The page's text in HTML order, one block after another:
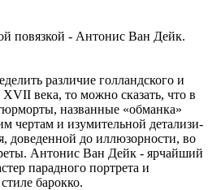
повязкой - Антонис Ван Дейк.
различие голландского и
века, то можно сказать, что в
названные «обманка»
чертам и изумительной детализи­
доведенной до иллюзорности, во
Антонис Ван Дейк - ярчайший
парадного портрета и
барокко.